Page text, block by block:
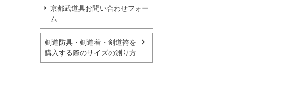
京都武道具お問い合わせフォー
ム
剣道防具・剣道着・剣道袴を
購入する際のサイズの測り方